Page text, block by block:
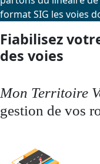
format SIG les voies
Fiabilisez
des voies
Mon Territoire
gestion de vos